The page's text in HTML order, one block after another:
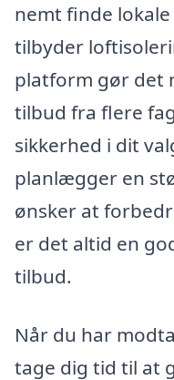
nemt finde
tilbyder
platform gør det
tilbud fra flere
sikkerhed i dit
planlægger en
ønsker at
er det altid en
tilbud.
Når du har
tage dig tid til at